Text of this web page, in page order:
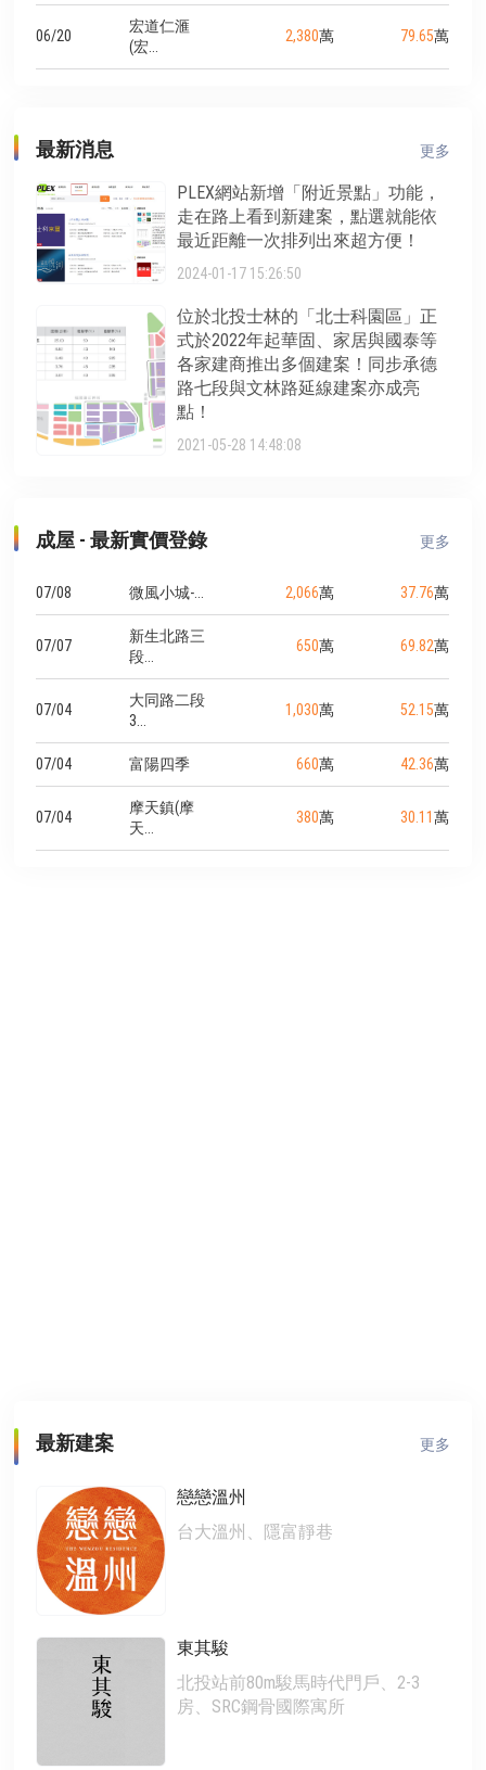
06/20
宏道仁滙
(宏...
2,380萬 79.65萬
最新消息 更多
PLEX網站新增「附近景點」功能，
走在路上看到新建案，點選就能依
最近距離一次排列出來超方便！
2024-01-17 15:26:50
位於北投士林的「北士科園區」正
式於2022年起華固、家居與國泰等
各家建商推出多個建案！同步承德
路七段與文林路延線建案亦成亮
點！
2021-05-28 14:48:08
成屋 - 最新實價登錄 更多
07/08 微風小城-... 2,066萬 37.76萬
07/07
新生北路三
段...
650萬 69.82萬
07/04
大同路二段
3...
1,030萬 52.15萬
07/04 富陽四季 660萬 42.36萬
07/04
摩天鎮(摩
天...
380萬 30.11萬
最新建案 更多
戀戀溫州
台大溫州、隱富靜巷
東其駿
北投站前80m駿馬時代門戶、2-3
房、SRC鋼骨國際寓所